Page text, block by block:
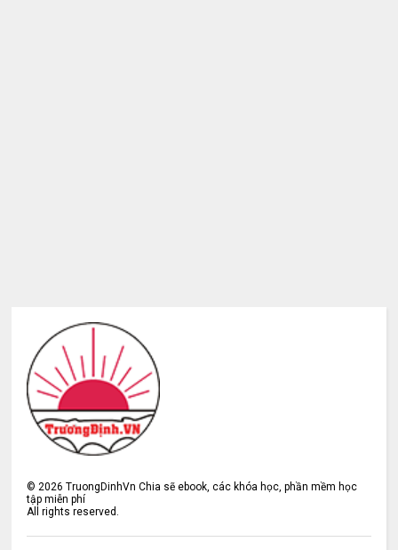
©2026 TruongDinhVn Chia sẽ ebook, các khóa học, phần mềm học
tập miễn phí
All rights reserved.